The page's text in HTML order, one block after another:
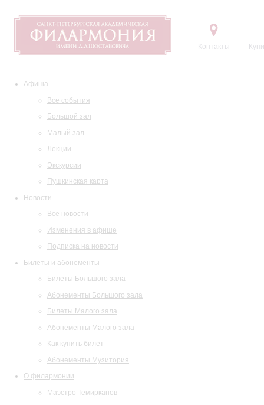
Контакты
Афиша
Все события
Большой зал
Малый зал
Лекции
Экскурсии
Пушкинская карта
Новости
Все новости
Изменения в афише
Подписка на новости
Билеты и абонементы
Билеты Большого зала
Абонементы Большого зала
Билеты Малого зала
Абонементы Малого зала
Как купить билет
Абонементы Музитория
О филармонии
Маэстро Темирканов